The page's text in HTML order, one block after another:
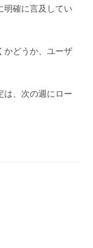
明確に言及してい
かどうか、ユーザ
は、次の週にロー